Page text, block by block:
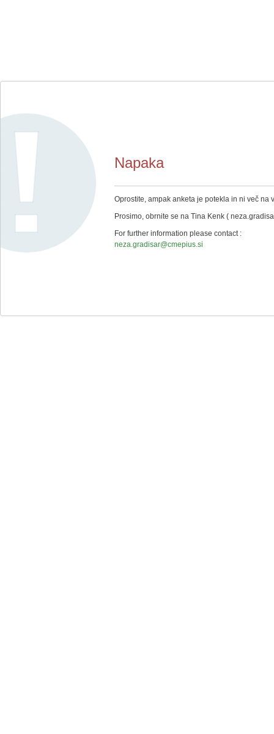
Napaka
Oprostite, ampak anketa je potekla in ni več na
Prosimo, obrnite se na Tina Kenk (
For further information please contact :
neza.gradisar@cmepius.si